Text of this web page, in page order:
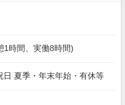
時間、実働8時間)
夏季・年末年始・有休等